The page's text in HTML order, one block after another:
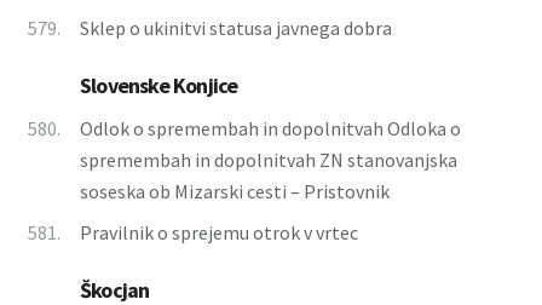
579.
Sklep o ukinitvi statusa javnega dobra
Slovenske Konjice
580.
Odlok o spremembah in dopolnitvah Odloka o
spremembah in dopolnitvah ZN stanovanjska
soseska ob Mizarski cesti – Pristovnik
581.
Pravilnik o sprejemu otrok v vrtec
Škocjan